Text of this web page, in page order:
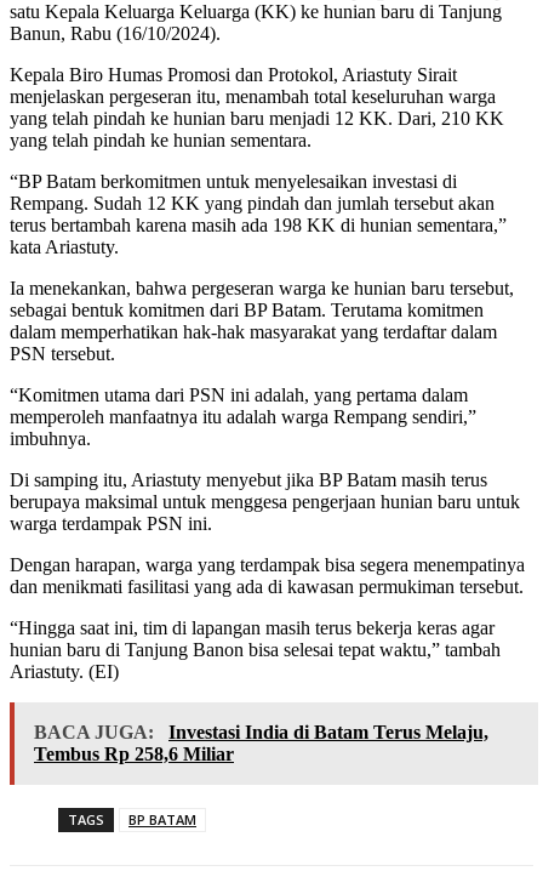
satu Kepala Keluarga Keluarga (KK) ke hunian baru di Tanjung
Banun, Rabu (16/10/2024).
Kepala Biro Humas Promosi dan Protokol, Ariastuty Sirait
menjelaskan pergeseran itu, menambah total keseluruhan warga
yang telah pindah ke hunian baru menjadi 12 KK. Dari, 210 KK
yang telah pindah ke hunian sementara.
“BP Batam berkomitmen untuk menyelesaikan investasi di
Rempang. Sudah 12 KK yang pindah dan jumlah tersebut akan
terus bertambah karena masih ada 198 KK di hunian sementara,”
kata Ariastuty.
Ia menekankan, bahwa pergeseran warga ke hunian baru tersebut,
sebagai bentuk komitmen dari BP Batam. Terutama komitmen
dalam memperhatikan hak-hak masyarakat yang terdaftar dalam
PSN tersebut.
“Komitmen utama dari PSN ini adalah, yang pertama dalam
memperoleh manfaatnya itu adalah warga Rempang sendiri,”
imbuhnya.
Di samping itu, Ariastuty menyebut jika BP Batam masih terus
berupaya maksimal untuk menggesa pengerjaan hunian baru untuk
warga terdampak PSN ini.
Dengan harapan, warga yang terdampak bisa segera menempatinya
dan menikmati fasilitasi yang ada di kawasan permukiman tersebut.
“Hingga saat ini, tim di lapangan masih terus bekerja keras agar
hunian baru di Tanjung Banon bisa selesai tepat waktu,” tambah
Ariastuty. (EI)
BACA JUGA:
Investasi India di Batam Terus Melaju,
Tembus Rp 258,6 Miliar
TAGS BP BATAM